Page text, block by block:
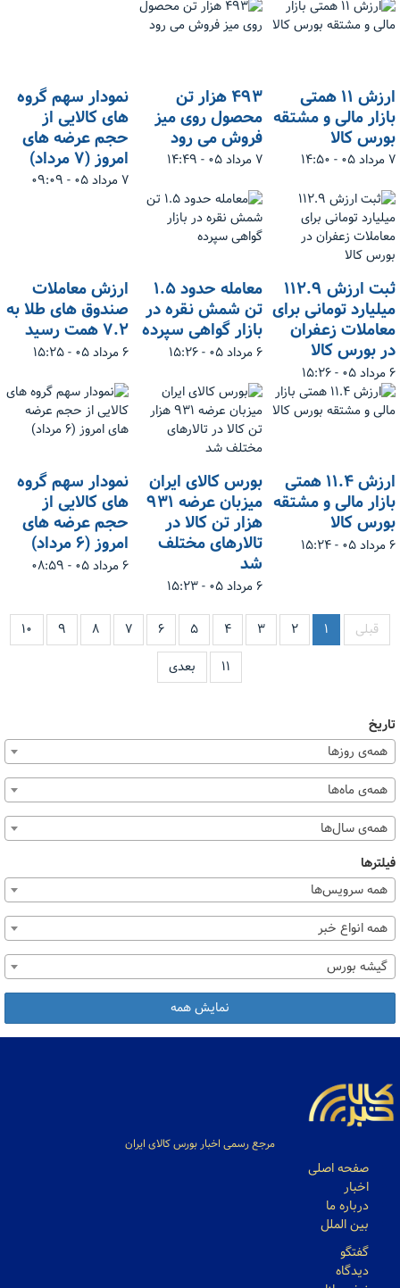
ارزش ۱۱ همتی
بازار مالی و مشتقه
بورس کالا
۷ مرداد ۰۵ - ۱۴:۵۰
۴۹۳ هزار تن
محصول روی میز
فروش می رود
۷ مرداد ۰۵ - ۱۴:۴۹
نمودار سهم گروه
های کالایی از
حجم عرضه های
امروز (۷ مرداد)
۷ مرداد ۰۵ - ۰۹:۰۹
ثبت ارزش ۱۱۲.۹
میلیارد تومانی برای
معاملات زعفران
در بورس کالا
۶ مرداد ۰۵ - ۱۵:۲۶
معامله حدود ۱.۵
تن شمش نقره در
بازار گواهی سپرده
۶ مرداد ۰۵ - ۱۵:۲۶
ارزش معاملات
صندوق های طلا به
۷.۲ همت رسید
۶ مرداد ۰۵ - ۱۵:۲۵
ارزش ۱۱.۴ همتی
بازار مالی و مشتقه
بورس کالا
۶ مرداد ۰۵ - ۱۵:۲۴
بورس کالای ایران
میزبان عرضه ۹۳۱
هزار تن کالا در
تالارهای مختلف
شد
۶ مرداد ۰۵ - ۱۵:۲۳
نمودار سهم گروه
های کالایی از
حجم عرضه های
امروز (۶ مرداد)
۶ مرداد ۰۵ - ۰۸:۵۹
قبلی ۱ ۲ ۳ ۴ ۵ ۶ ۷ ۸ ۹
۱۰
۱۱
بعدی
تاریخ
همه‌ی روزها
همه‌ی ماه‌ها
همه‌ی سال‌ها
فیلترها
همه سرویس‌ها
همه انواع خبر
گیشه بورس
نمایش همه
مرجع رسمی اخبار بورس کالای ایران
صفحه اصلی
اخبار
درباره ما
بین الملل
گفتگو
دیدگاه